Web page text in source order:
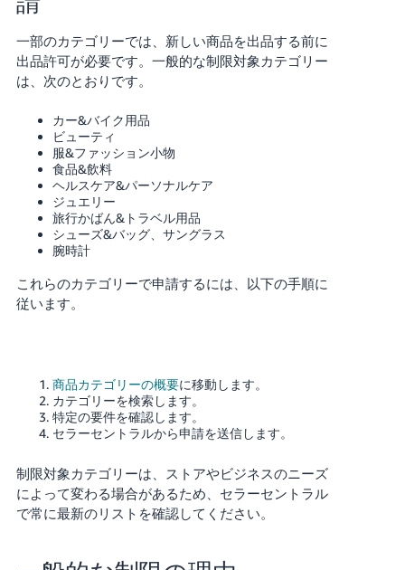
一部のカテゴリーでは、新しい商品を出品する前に
出品許可が必要です。一般的な制限対象カテゴリー
は、次のとおりです。
カー&バイク用品
ビューティ
服&ファッション小物
食品&飲料
ヘルスケア&パーソナルケア
ジュエリー
旅行かばん&トラベル用品
シューズ&バッグ、サングラス
腕時計
これらのカテゴリーで申請するには、以下の手順に
従います。
商品カテゴリーの概要に移動します。
カテゴリーを検索します。
特定の要件を確認します。
セラーセントラルから申請を送信します。
制限対象カテゴリーは、ストアやビジネスのニーズ
によって変わる場合があるため、セラーセントラル
で常に最新のリストを確認してください。